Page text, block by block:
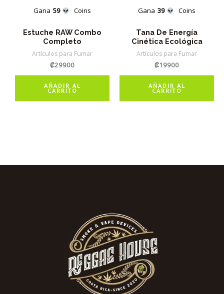
Gana 59 Coins
Estuche RAW Combo
Completo
Artículos para Fumar
₡29900
AÑADIR AL
CARRITO
Gana 39 Coins
Tana De Energía
Cinética Ecológica
Artículos para Fumar
₡19900
AÑADIR AL
CARRITO